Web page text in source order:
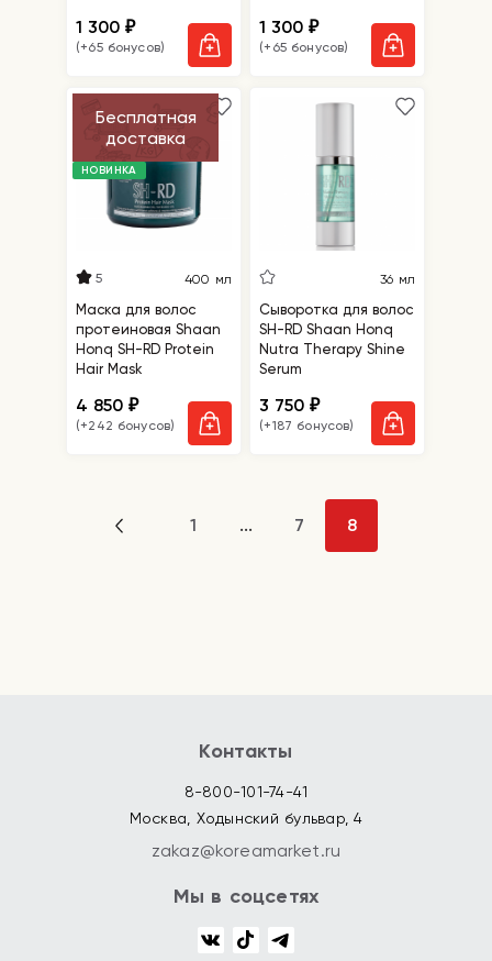
1 300₽
(+65 бонусов)
1 300₽
(+65 бонусов)
Бесплатная
доставка
НОВИНКА
5 400 мл
Маска для волос
протеиновая Shaan
Honq SH-RD Protein
Hair Mask
4 850₽
(+242 бонусов)
36 мл
Сыворотка для волос
SH-RD Shaan Honq
Nutra Therapy Shine
Serum
3 750₽
(+187 бонусов)
1 ... 7 8
Контакты
8-800-101-74-41
Москва, Ходынский бульвар, 4
zakaz@koreamarket.ru
Мы в соцсетях